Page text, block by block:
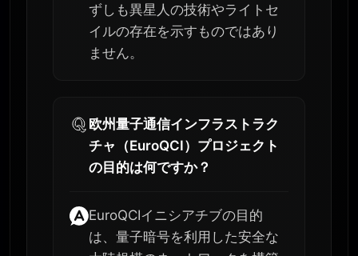
ずしも異星人の技術やライトセ
イルの存在を示すものではあり
ません。
欧州量子通信インフラストラク
チャ（EuroQCI）プロジェクト
の目的は何ですか？
EuroQCIイニシアチブの目的
は、量子暗号を利用した安全な